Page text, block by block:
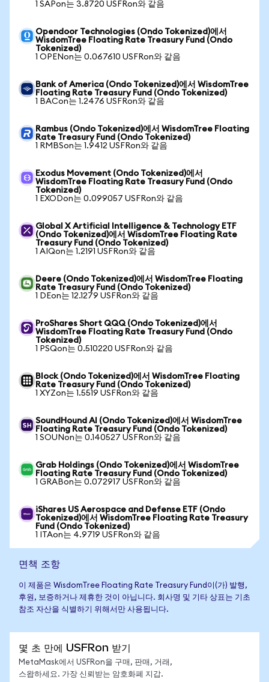
1 SAPon는 3.8720 USFRon와 같음
Opendoor Technologies (Ondo Tokenized)에서
WisdomTree Floating Rate Treasury Fund (Ondo
Tokenized)
1 OPENon는 0.067610 USFRon와 같음
Bank of America (Ondo Tokenized)에서 WisdomTree
Floating Rate Treasury Fund (Ondo Tokenized)
1 BACon는 1.2476 USFRon와 같음
Rambus (Ondo Tokenized)에서 WisdomTree Floating
Rate Treasury Fund (Ondo Tokenized)
1 RMBSon는 1.9412 USFRon와 같음
Exodus Movement (Ondo Tokenized)에서
WisdomTree Floating Rate Treasury Fund (Ondo
Tokenized)
1 EXODon는 0.099057 USFRon와 같음
Global X Artificial Intelligence & Technology ETF
(Ondo Tokenized)에서 WisdomTree Floating Rate
Treasury Fund (Ondo Tokenized)
1 AIQon는 1.2191 USFRon와 같음
Deere (Ondo Tokenized)에서 WisdomTree Floating
Rate Treasury Fund (Ondo Tokenized)
1 DEon는 12.1279 USFRon와 같음
ProShares Short QQQ (Ondo Tokenized)에서
WisdomTree Floating Rate Treasury Fund (Ondo
Tokenized)
1 PSQon는 0.510220 USFRon와 같음
Block (Ondo Tokenized)에서 WisdomTree Floating
Rate Treasury Fund (Ondo Tokenized)
1 XYZon는 1.5519 USFRon와 같음
SoundHound AI (Ondo Tokenized)에서 WisdomTree
Floating Rate Treasury Fund (Ondo Tokenized)
1 SOUNon는 0.140527 USFRon와 같음
Grab Holdings (Ondo Tokenized)에서 WisdomTree
Floating Rate Treasury Fund (Ondo Tokenized)
1 GRABon는 0.072917 USFRon와 같음
iShares US Aerospace and Defense ETF (Ondo
Tokenized)에서 WisdomTree Floating Rate Treasury
Fund (Ondo Tokenized)
1 ITAon는 4.9719 USFRon와 같음
면책 조항
이 제품은 WisdomTree Floating Rate Treasury Fund이(가) 발행,
후원, 보증하거나 제휴한 것이 아닙니다. 회사명 및 기타 상표는 기초
참조 자산을 식별하기 위해서만 사용됩니다.
몇 초 만에 USFRon 받기
MetaMask에서 USFRon을 구매, 판매, 거래,
스왑하세요. 가장 신뢰받는 암호화폐 지갑.